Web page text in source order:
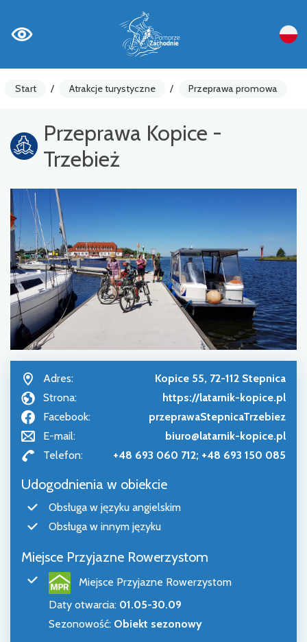
Start / Atrakcje turystyczne / Przeprawa promowa
Przeprawa Kopice -
Trzebież
Adres:
Kopice 55, 72-112 Stepnica
Strona:
https://latarnik-kopice.pl
Facebook:
przeprawaStepnicaTrzebiez
E-mail:
biuro@latarnik-kopice.pl
Telefon:
+48 693 060 712; +48 693 150 085
Udogodnienia w obiekcie
Obsługa w języku angielskim
Obsługa w innym języku
Miejsce Przyjazne Rowerzystom
Miejsce Przyjazne Rowerzystom
Daty otwarcia: 01.05-30.09
Sezonowość: Obiekt sezonowy